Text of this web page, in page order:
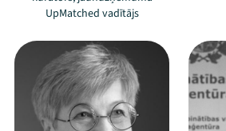
UpMatched vadītājs